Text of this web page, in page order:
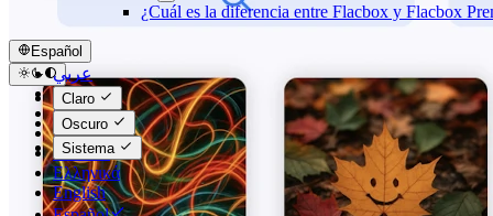
¿Cuál es la diferencia entre Flacbox y Flacbox
Español
عربي
Català
Čeština
Dansk
Deutsch
Ελληνικά
English
Claro
Oscuro
Sistema